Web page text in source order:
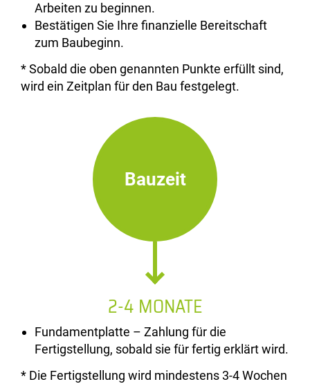
Arbeiten zu beginnen.
Bestätigen Sie Ihre finanzielle Bereitschaft
zum Baubeginn.
* Sobald die oben genannten Punkte erfüllt sind,
wird ein Zeitplan für den Bau festgelegt.
Bauzeit
2-4 MONATE
Fundamentplatte – Zahlung für die
Fertigstellung, sobald sie für fertig erklärt wird.
* Die Fertigstellung wird mindestens 3-4 Wochen